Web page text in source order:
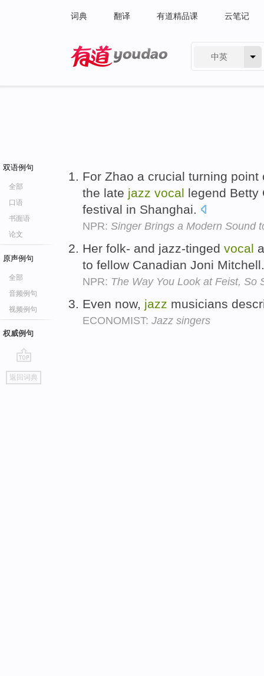
词典 翻译 有道精品课 云笔记
中英
双语例句
全部
口语
书面语
论文
原声例句
全部
音频例句
视频例句
权威例句
go
top
返回词典
For Zhao a crucial turning
the late jazz vocal legend
festival in Shanghai.
NPR: Singer Brings a Modern Sound
Her folk- and jazz-tinged vocal
to fellow Canadian Joni
NPR: The Way You Look at Feist, So
Even now, jazz musicians
ECONOMIST: Jazz singers